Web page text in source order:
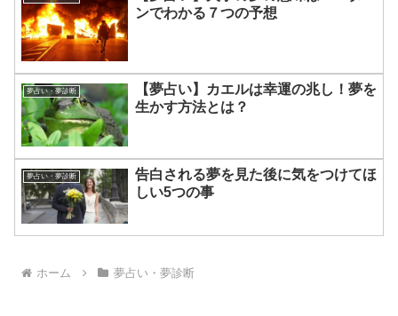
ンでわかる７つの予想
夢占い・夢診断
【夢占い】カエルは幸運の兆し！夢を
生かす方法とは？
夢占い・夢診断
告白される夢を見た後に気をつけてほ
しい5つの事
ホーム 夢占い・夢診断